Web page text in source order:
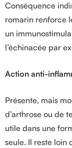
Conséquence
romarin renforce
un
l’échinacée par
Action anti-
Présente, mais
d’arthrose ou de
utile dans une
seule. Il reste loin